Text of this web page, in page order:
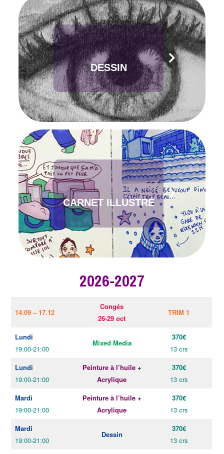
DESSIN
CARNET ILLUSTRÉ
2026-2027
14.09 – 17.12
Congés
26-29 oct
TRIM 1
Lundi
19:00-21:00
Mixed Media
370€
13 crs
Lundi
19:00-21:00
Peinture à l’huile +
Acrylique
370€
13 crs
Mardi
19:00-21:00
Peinture à l’huile+
Acrylique
370€
13 crs
Mardi
19:00-21:00
Dessin
370€
13 crs